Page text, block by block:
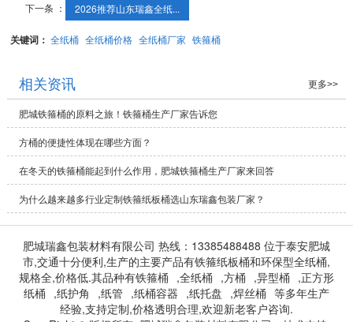
下一条 ： 2026推荐山东瑞鑫全纸...
关键词：全纸桶 全纸桶价格 全纸桶厂家 铁箍桶
相关资讯 更多>>
肥城铁箍桶的原料之旅！铁箍桶生产厂家告诉您
方桶的便捷性体现在哪些方面？
在冬天的铁箍桶能起到什么作用，肥城铁箍桶生产厂家来回答
为什么越来越多行业定制铁箍纸板桶选山东瑞鑫包装厂家？
肥城瑞鑫包装材料有限公司 热线：13385488488 位于泰安肥城
市,交通十分便利,生产的主要产品有铁箍纸板桶和环保型全纸桶,
规格全,价格低.其品种有铁箍桶 ,全纸桶 ,方桶 ,异型桶 ,正方形
纸桶 ,纸护角 ,纸管 ,纸桶容器 ,纸托盘 ,焊丝桶 等多年生产
经验,支持定制,价格透明合理,欢迎新老客户咨询.